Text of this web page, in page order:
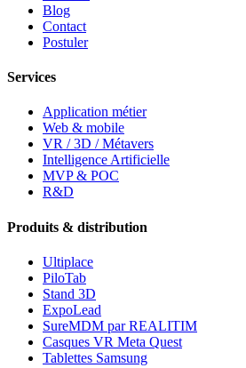
Blog
Contact
Postuler
Services
Application métier
Web & mobile
VR / 3D / Métavers
Intelligence Artificielle
MVP & POC
R&D
Produits & distribution
Ultiplace
PiloTab
Stand 3D
ExpoLead
SureMDM par REALITIM
Casques VR Meta Quest
Tablettes Samsung